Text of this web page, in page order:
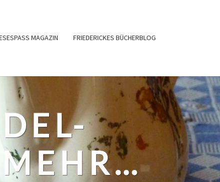
MAGAZIN FRIEDERICKES BÜCHERBLOG